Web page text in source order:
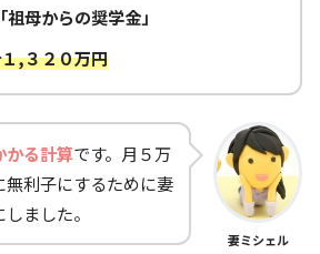
「祖母からの奨学金」
,３２０万円
かる計算です。月５万
利子にするために妻
ました。
妻ミシェル